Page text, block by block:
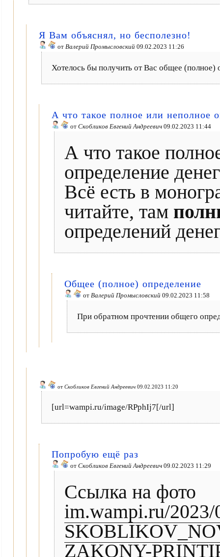
Я Вам объяснял, но бесполезно!
от Валерий Промысловский 09.02.2023 11:26
Хотелось бы получить от Вас общее (полное)
А что такое полное или неполное
от Скобликов Евгений Андреевич 09.02.2023 11:44
А что такое
определение
Всё есть в
читайте, там
определений
Общее (полное) определение
от Валерий Промысловский 09.02.2023 11:58
При обратном прочтении общего
от Скобликов Евгений Андреевич 09.02.2023 11:20
[url=wampi.ru/image/RPphIj7[/url]
Попробую ещё раз
от Скобликов Евгений Андреевич 09.02.2023 11:29
Ссылка на фото
im.wampi.ru/
ZAKONY-